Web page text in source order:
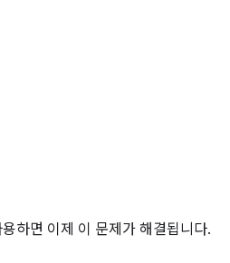
하면 이제 이 문제가 해결됩니다.